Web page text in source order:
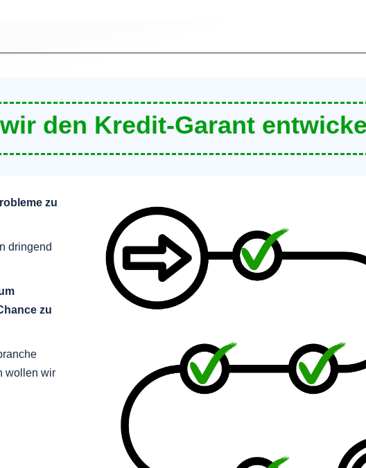
den Kredit-Garant
zu
dringend
zu
wollen wir